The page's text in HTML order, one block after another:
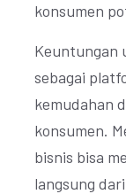
konsumen
Keuntungan
sebagai
kemudahan
konsumen.
bisnis bisa
langsung